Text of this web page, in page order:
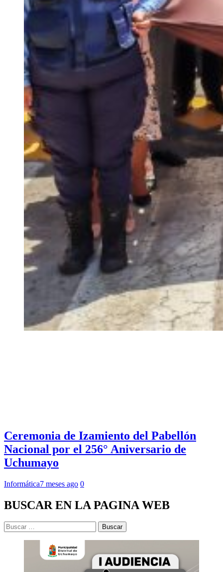
Ceremonia de Izamiento del Pabellón
Nacional por el 256° Aniversario de
Uchumayo
Informática7 meses ago 0
BUSCAR EN LA PAGINA WEB
Buscar: